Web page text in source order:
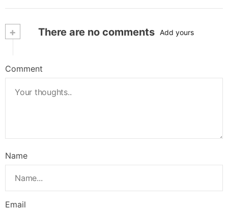
+ There are no comments Add yours
Comment
Name
Email